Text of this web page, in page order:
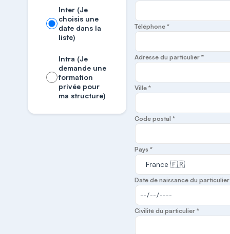
Inter (Je
choisis une
date dans la
liste)
Intra (Je
demande une
formation
privée pour
ma structure)
Téléphone *
Adresse du particulier *
Ville *
Code postal *
Pays *
Date de naissance du particulier
Civilité du particulier *